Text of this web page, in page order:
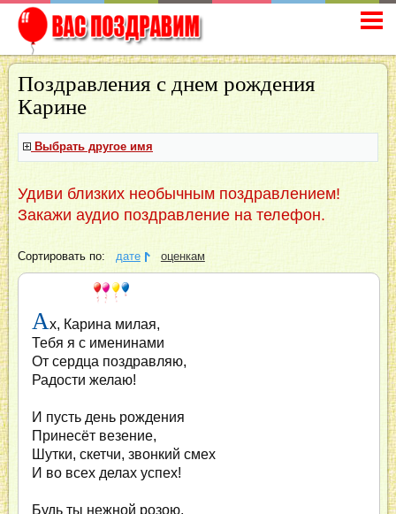
Поздравления с днем рождения
Карине
Выбрать другое имя
Удиви близких необычным поздравлением!
Закажи аудио поздравление на телефон.
Сортировать по: дате оценкам
Ах, Карина милая,
Тебя я с именинами
От сердца поздравляю,
Радости желаю!
И пусть день рождения
Принесёт везение,
Шутки, скетчи, звонкий смех
И во всех делах успех!
Будь ты нежной розою,